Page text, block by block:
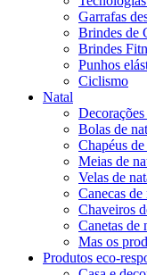
Garrafas
Brindes de
Brindes
Punhos
Ciclismo
Natal
Bolas de
Chapéus
Meias de
Velas de
Canecas de
Chaveiros
Canetas de
Mas os
Produtos eco-